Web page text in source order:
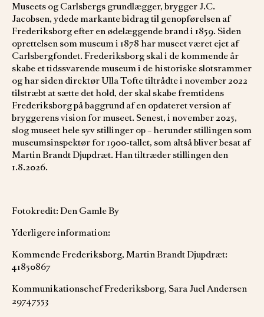
Museets og Carlsbergs grundlægger, brygger J.C.
Jacobsen, ydede markante bidrag til genopførelsen af
Frederiksborg efter en ødelæggende brand i 1859. Siden
oprettelsen som museum i 1878 har museet været ejet af
Carlsbergfondet. Frederiksborg skal i de kommende år
skabe et tidssvarende museum i de historiske slotsrammer
og har siden direktør Ulla Tofte tiltrådte i november 2022
tilstræbt at sætte det hold, der skal skabe fremtidens
Frederiksborg på baggrund af en opdateret version af
bryggerens vision for museet. Senest, i november 2025,
slog museet hele syv stillinger op – herunder stillingen som
museumsinspektør for 1900-tallet, som altså bliver besat af
Martin Brandt Djupdræt. Han tiltræder stillingen den
1.8.2026.
Fotokredit: Den Gamle By
Yderligere information:
Kommende Frederiksborg, Martin Brandt Djupdræt:
41850867
Kommunikationschef Frederiksborg, Sara Juel Andersen
29747553